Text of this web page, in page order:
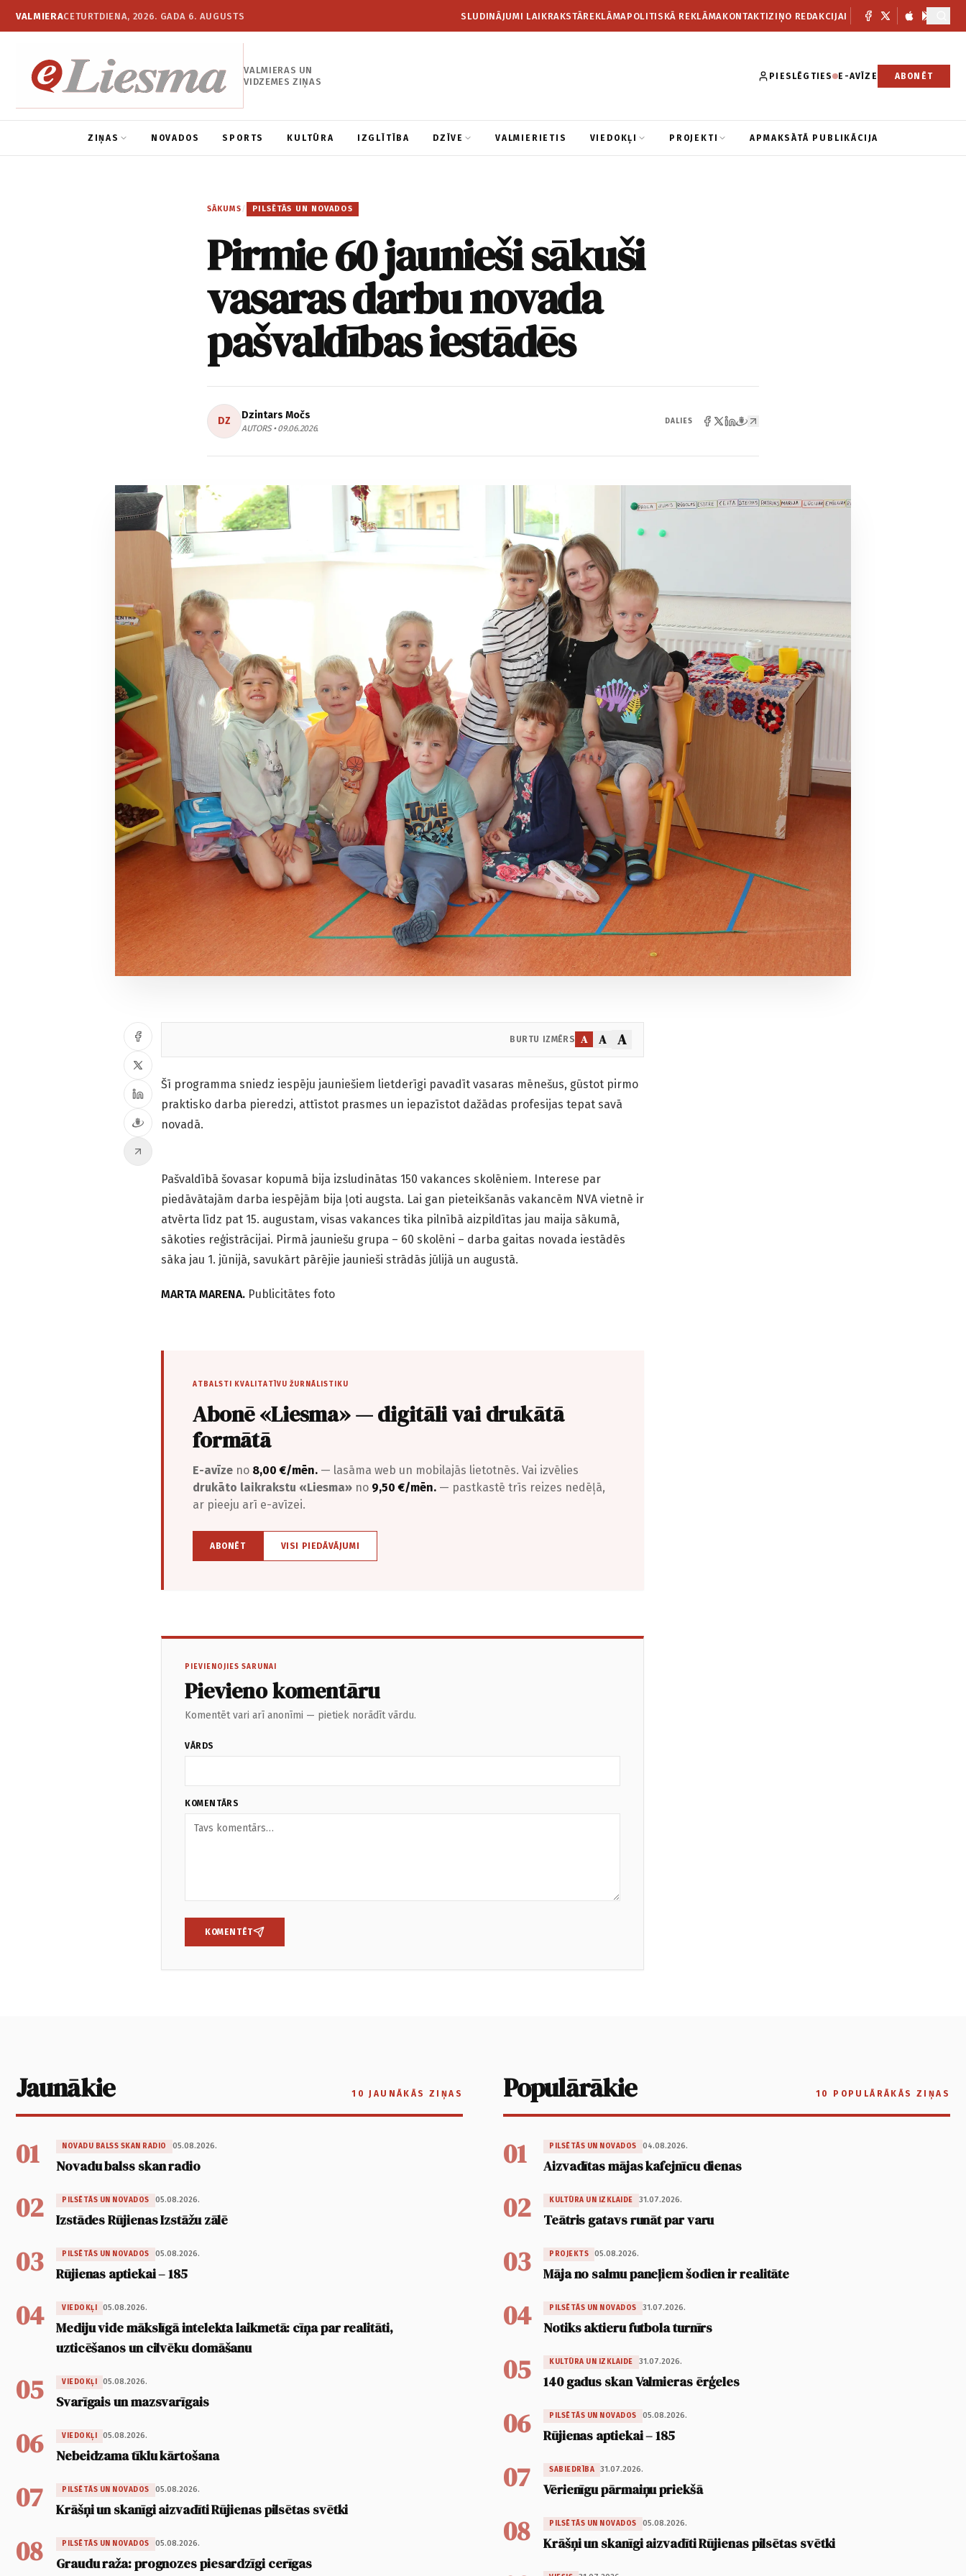
VALMIERACETURTDIENA, 2026. GADA 6. AUGUSTS SLUDINĀJUMI LAIKRAKSTĀREKLĀMAPOLITISKĀ REKLĀMAKONTAKTIZIŅO REDAKCIJAI
VALMIERAS UN
VIDZEMES ZIŅAS
PIESLĒGTIES E-AVĪZE ABONĒT
ZIŅAS NOVADOS SPORTS KULTŪRA IZGLĪTĪBA DZĪVE VALMIERIETIS VIEDOKĻI PROJEKTI APMAKSĀTĀ PUBLIKĀCIJA
SĀKUMS / PILSĒTĀS UN NOVADOS
Pirmie 60 jaunieši sākuši
vasaras darbu novada
pašvaldības iestādēs
DZ Dzintars Močs
AUTORS • 09.06.2026.
DALIES
BURTU IZMĒRS A A A
Šī programma sniedz iespēju jauniešiem lietderīgi pavadīt vasaras mēnešus, gūstot pirmo
praktisko darba pieredzi, attīstot prasmes un iepazīstot dažādas profesijas tepat savā
novadā.
Pašvaldībā šovasar kopumā bija izsludinātas 150 vakances skolēniem. Interese par
piedāvātajām darba iespējām bija ļoti augsta. Lai gan pieteikšanās vakancēm NVA vietnē ir
atvērta līdz pat 15. augustam, visas vakances tika pilnībā aizpildītas jau maija sākumā,
sākoties reģistrācijai. Pirmā jauniešu grupa – 60 skolēni – darba gaitas novada iestādēs
sāka jau 1. jūnijā, savukārt pārējie jaunieši strādās jūlijā un augustā.
MARTA MARENA. Publicitātes foto
ATBALSTI KVALITATĪVU ŽURNĀLISTIKU
Abonē «Liesma» — digitāli vai drukātā
formātā
E-avīze no 8,00 €/mēn. — lasāma web un mobilajās lietotnēs. Vai izvēlies
drukāto laikrakstu «Liesma» no 9,50 €/mēn. — pastkastē trīs reizes nedēļā,
ar pieeju arī e-avīzei.
ABONĒT VISI PIEDĀVĀJUMI
PIEVIENOJIES SARUNAI
Pievieno komentāru
Komentēt vari arī anonīmi — pietiek norādīt vārdu.
VĀRDS
KOMENTĀRS
KOMENTĒT
Jaunākie 10 JAUNĀKĀS ZIŅAS
01 NOVADU BALSS SKAN RADIO 05.08.2026.
Novadu balss skan radio
02 PILSĒTĀS UN NOVADOS 05.08.2026.
Izstādes Rūjienas Izstāžu zālē
03 PILSĒTĀS UN NOVADOS 05.08.2026.
Rūjienas aptiekai – 185
04 VIEDOKĻI 05.08.2026.
Mediju vide mākslīgā intelekta laikmetā: cīņa par realitāti,
uzticēšanos un cilvēku domāšanu
05 VIEDOKĻI 05.08.2026.
Svarīgais un mazsvarīgais
06 VIEDOKĻI 05.08.2026.
Nebeidzama tīklu kārtošana
07 PILSĒTĀS UN NOVADOS 05.08.2026.
Krāšņi un skanīgi aizvadīti Rūjienas pilsētas svētki
08 PILSĒTĀS UN NOVADOS 05.08.2026.
Graudu raža: prognozes piesardzīgi cerīgas
Populārākie 10 POPULĀRĀKĀS ZIŅAS
01 PILSĒTĀS UN NOVADOS 04.08.2026.
Aizvadītas mājas kafejnīcu dienas
02 KULTŪRA UN IZKLAIDE 31.07.2026.
Teātris gatavs runāt par varu
03 PROJEKTS 05.08.2026.
Māja no salmu paneļiem šodien ir realitāte
04 PILSĒTĀS UN NOVADOS 31.07.2026.
Notiks aktieru futbola turnīrs
05 KULTŪRA UN IZKLAIDE 31.07.2026.
140 gadus skan Valmieras ērģeles
06 PILSĒTĀS UN NOVADOS 05.08.2026.
Rūjienas aptiekai – 185
07 SABIEDRĪBA 31.07.2026.
Vērienīgu pārmaiņu priekšā
08 PILSĒTĀS UN NOVADOS 05.08.2026.
Krāšņi un skanīgi aizvadīti Rūjienas pilsētas svētki